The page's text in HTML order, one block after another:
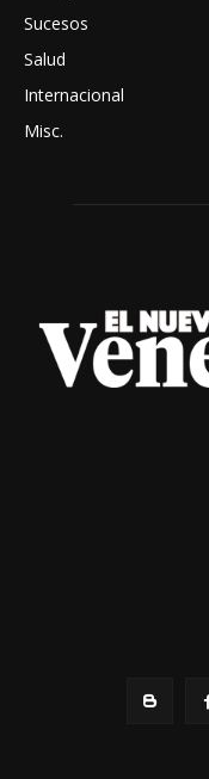
Sucesos
Salud
Internacional
Misc.